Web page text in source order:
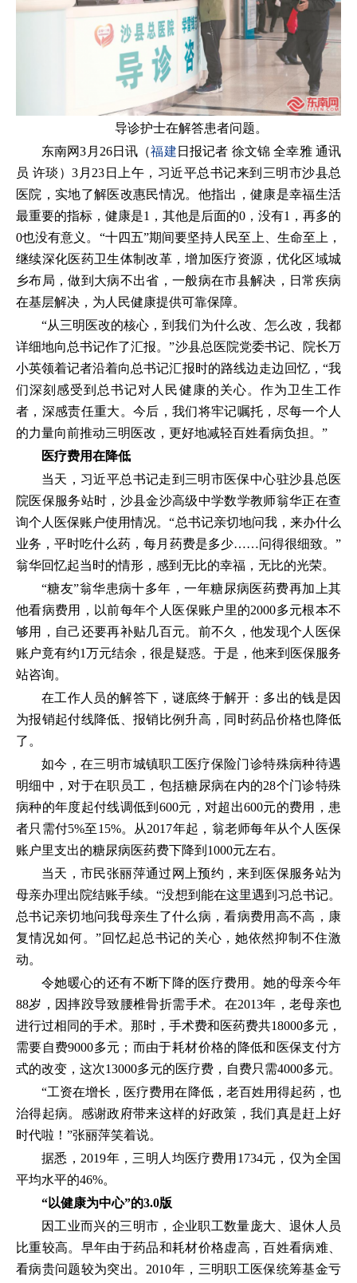
导诊护士在解答患者问题。
东南网3月26日讯（福建 日报记者 徐文锦 全幸雅 通讯
员 许琰）3月23日上午，习近平总书记来到三明市沙县总
医院，实地了解医改惠民情况。他指出，健康是幸福生活
最重要的指标，健康是1，其他是后面的0，没有1，再多的
0也没有意义。“十四五”期间要坚持人民至上、生命至上，
继续深化医药卫生体制改革，增加医疗资源，优化区域城
乡布局，做到大病不出省，一般病在市县解决，日常疾病
在基层解决，为人民健康提供可靠保障。
“从三明医改的核心，到我们为什么改、怎么改，我都
详细地向总书记作了汇报。”沙县总医院党委书记、院长万
小英领着记者沿着向总书记汇报时的路线边走边回忆，“我
们深刻感受到总书记对人民健康的关心。作为卫生工作
者，深感责任重大。今后，我们将牢记嘱托，尽每一个人
的力量向前推动三明医改，更好地减轻百姓看病负担。”
医疗费用在降低
当天，习近平总书记走到三明市医保中心驻沙县总医
院医保服务站时，沙县金沙高级中学数学教师翁华正在查
询个人医保账户使用情况。“总书记亲切地问我，来办什么
业务，平时吃什么药，每月药费是多少……问得很细致。”
翁华回忆起当时的情形，感到无比的幸福，无比的光荣。
“糖友”翁华患病十多年，一年糖尿病医药费再加上其
他看病费用，以前每年个人医保账户里的2000多元根本不
够用，自己还要再补贴几百元。前不久，他发现个人医保
账户竟有约1万元结余，很是疑惑。于是，他来到医保服务
站咨询。
在工作人员的解答下，谜底终于解开：多出的钱是因
为报销起付线降低、报销比例升高，同时药品价格也降低
了。
如今，在三明市城镇职工医疗保险门诊特殊病种待遇
明细中，对于在职员工，包括糖尿病在内的28个门诊特殊
病种的年度起付线调低到600元，对超出600元的费用，患
者只需付5%至15%。从2017年起，翁老师每年从个人医保
账户里支出的糖尿病医药费下降到1000元左右。
当天，市民张丽萍通过网上预约，来到医保服务站为
母亲办理出院结账手续。“没想到能在这里遇到习总书记。
总书记亲切地问我母亲生了什么病，看病费用高不高，康
复情况如何。”回忆起总书记的关心，她依然抑制不住激
动。
令她暖心的还有不断下降的医疗费用。她的母亲今年
88岁，因摔跤导致腰椎骨折需手术。在2013年，老母亲也
进行过相同的手术。那时，手术费和医药费共18000多元，
需要自费9000多元；而由于耗材价格的降低和医保支付方
式的改变，这次13000多元的医疗费，自费只需4000多元。
“工资在增长，医疗费用在降低，老百姓用得起药，也
治得起病。感谢政府带来这样的好政策，我们真是赶上好
时代啦！”张丽萍笑着说。
据悉，2019年，三明人均医疗费用1734元，仅为全国
平均水平的46%。
“以健康为中心”的3.0版
因工业而兴的三明市，企业职工数量庞大、退休人员
比重较高。早年由于药品和耗材价格虚高，百姓看病难、
看病贵问题较为突出。2010年，三明职工医保统筹基金亏